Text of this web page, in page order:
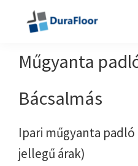
main
content
footerműgyanta
padlók
Műgyanta
Bácsalmás
Ipari műgyanta
jellegű árak)